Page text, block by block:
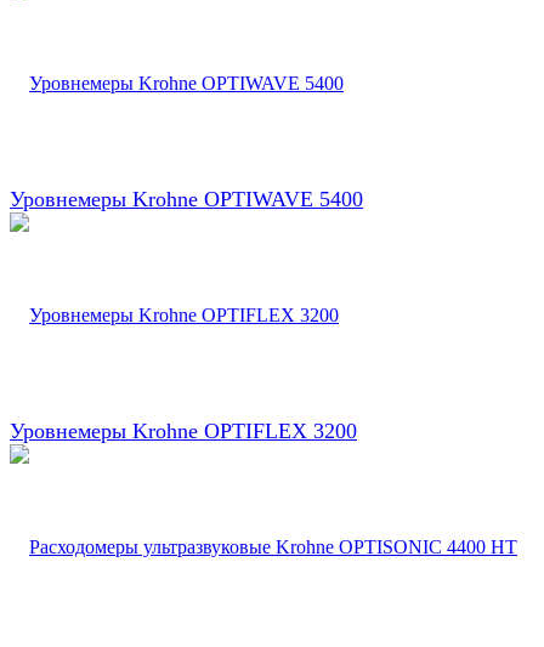
Уровнемеры Krohne OPTIWAVE 5400
Уровнемеры Krohne OPTIFLEX 3200